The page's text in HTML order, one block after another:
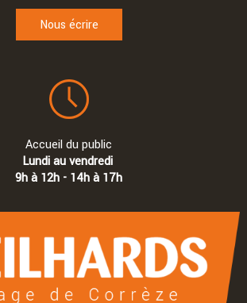
Nous écrire
Accueil du public
Lundi au vendredi
9h à 12h - 14h à 17h